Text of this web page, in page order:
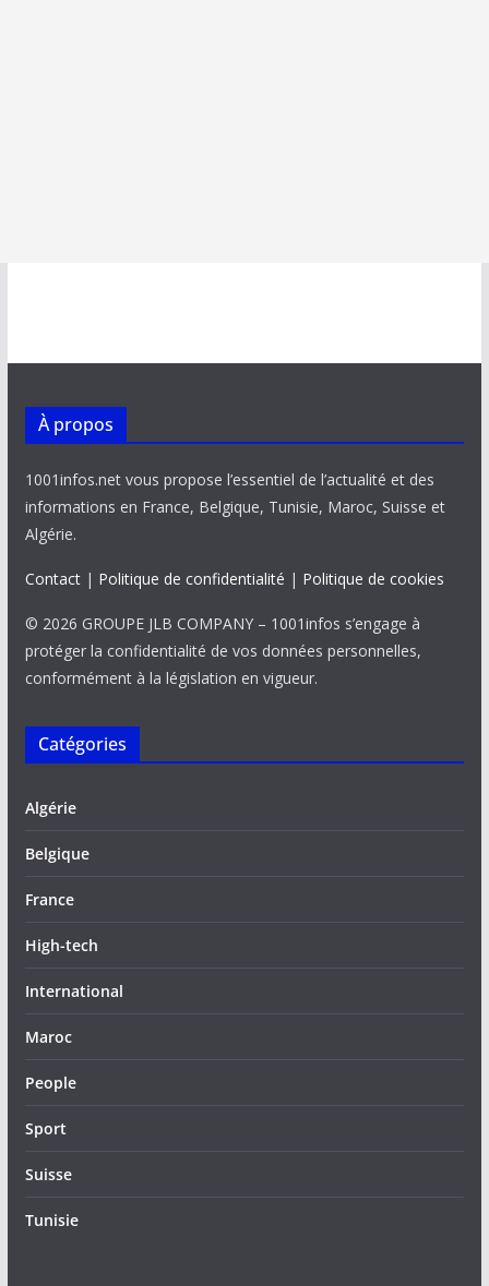
À propos
1001infos.net vous propose l’essentiel de l’actualité et des
informations en France, Belgique, Tunisie, Maroc, Suisse et
Algérie.
Contact| Politique de confidentialité | Politique de cookies
© 2026 GROUPE JLB COMPANY – 1001infos s’engage à
protéger la confidentialité de vos données personnelles,
conformément à la législation en vigueur.
Catégories
Algérie
Belgique
France
High-tech
International
Maroc
People
Sport
Suisse
Tunisie